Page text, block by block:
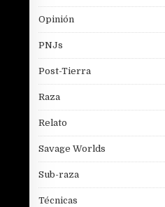
Opinión
PNJs
Post-Tierra
Raza
Relato
Savage Worlds
Sub-raza
Técnicas